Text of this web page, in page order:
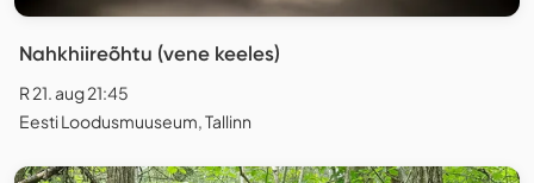
Nahkhiireõhtu (vene keeles)
R 21. aug 21:45
Eesti Loodusmuuseum, Tallinn